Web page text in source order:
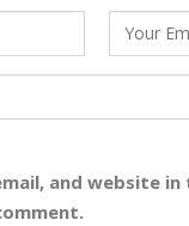
and website